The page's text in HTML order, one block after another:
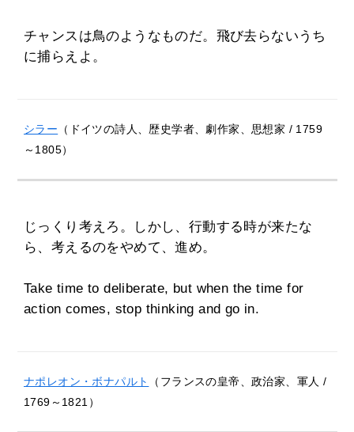
チャンスは鳥のようなものだ。飛び去らないうち
に捕らえよ。
シラー （ドイツの詩人、歴史学者、劇作家、思想家 / 1759
～1805）
じっくり考えろ。しかし、行動する時が来たな
ら、考えるのをやめて、進め。
Take time to deliberate, but when the time for
action comes, stop thinking and go in.
ナポレオン・ボナパルト
（フランスの皇帝、政治家、軍人 /
1769～1821）